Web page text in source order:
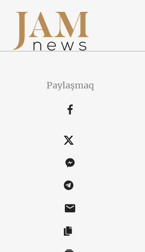
Paylaşmaq